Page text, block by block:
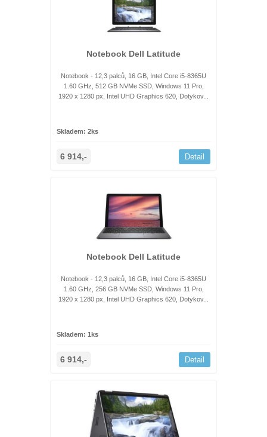
Notebook Dell Latitude
Notebook - 12,3 palců, 16 GB, Intel Core i5-8365U
1.60 GHz, 512 GB NVMe SSD, Windows 11 Pro,
1920 x 1280 px, Intel UHD Graphics 620, Dotykov...
Skladem: 2ks
6 914,- Detail
Notebook Dell Latitude
Notebook - 12,3 palců, 16 GB, Intel Core i5-8365U
1.60 GHz, 256 GB NVMe SSD, Windows 11 Pro,
1920 x 1280 px, Intel UHD Graphics 620, Dotykov...
Skladem: 1ks
6 914,- Detail